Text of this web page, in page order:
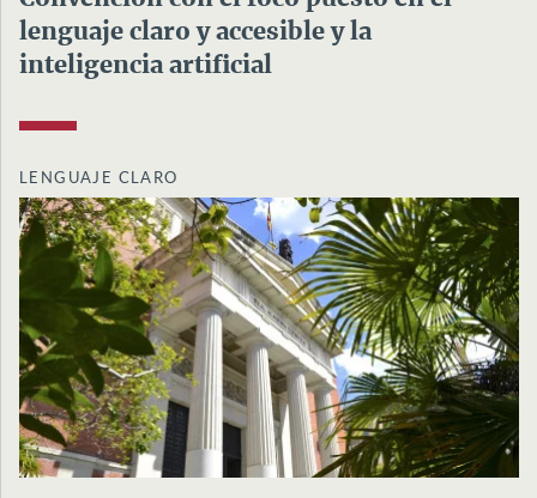
lenguaje claro y accesible y la
inteligencia artificial
LENGUAJE CLARO